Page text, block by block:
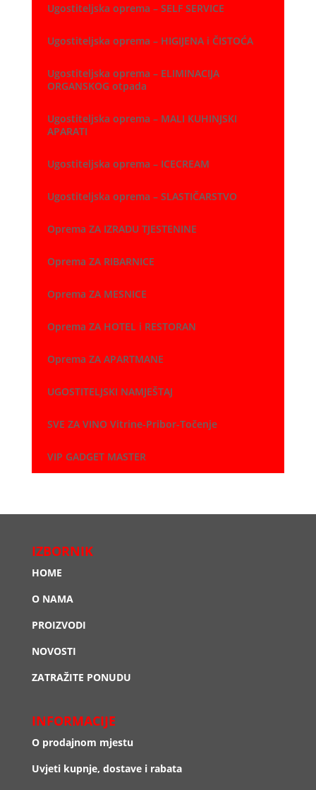
Ugostiteljska oprema – SELF SERVICE
Ugostiteljska oprema – HIGIJENA i ČISTOĆA
Ugostiteljska oprema – ELIMINACIJA
ORGANSKOG otpada
Ugostiteljska oprema – MALI KUHINJSKI
APARATI
Ugostiteljska oprema – ICECREAM
Ugostiteljska oprema – SLASTIČARSTVO
Oprema ZA IZRADU TJESTENINE
Oprema ZA RIBARNICE
Oprema ZA MESNICE
Oprema ZA HOTEL i RESTORAN
Oprema ZA APARTMANE
UGOSTITELJSKI NAMJEŠTAJ
SVE ZA VINO Vitrine-Pribor-Točenje
VIP GADGET MASTER
IZBORNIK
HOME
O NAMA
PROIZVODI
NOVOSTI
ZATRAŽITE PONUDU
INFORMACIJE
O prodajnom mjestu
Uvjeti kupnje, dostave i rabata